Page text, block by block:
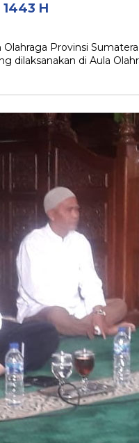
H
Provinsi
dilaksanakan di Aula